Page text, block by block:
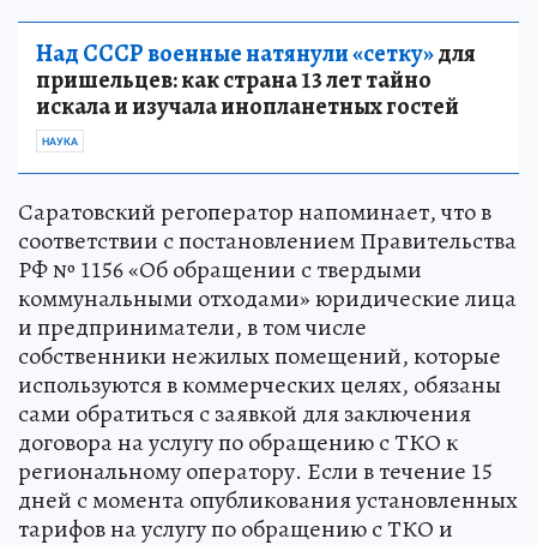
Над СССР военные натянули «сетку»для
пришельцев: как страна 13 лет тайно
искала и изучала инопланетных гостей
НАУКА
Саратовский регоператор напоминает, что в
соответствии с постановлением Правительства
РФ № 1156 «Об обращении с твердыми
коммунальными отходами» юридические лица
и предприниматели, в том числе
собственники нежилых помещений, которые
используются в коммерческих целях, обязаны
сами обратиться с заявкой для заключения
договора на услугу по обращению с ТКО к
региональному оператору. Если в течение 15
дней с момента опубликования установленных
тарифов на услугу по обращению с ТКО и